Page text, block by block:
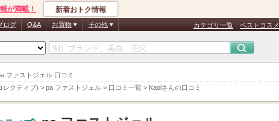
ファストジェル 口コミ
レクティブ) > pa ファストジェル > 口コミ一覧 > Kaolさんの口コミ
が満載！ 新着おトク情報
ログ Q&A お買物 その他 カテゴリ一覧 ベストコスメ